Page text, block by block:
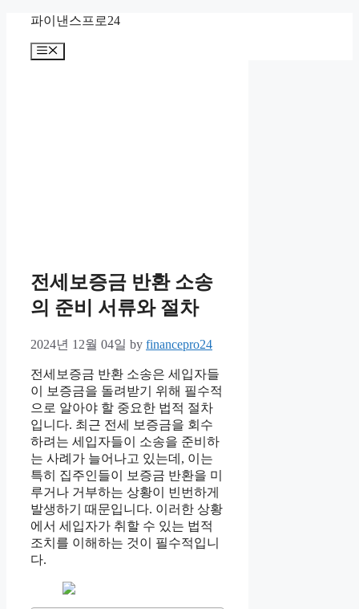
content
파이낸스프로24
Menu
전세보증금 반환 소송
의 준비 서류와 절차
2024년 12월 04일 by financepro24
전세보증금 반환 소송은 세입자들
이 보증금을 돌려받기 위해 필수적
으로 알아야 할 중요한 법적 절차
입니다. 최근 전세 보증금을 회수
하려는 세입자들이 소송을 준비하
는 사례가 늘어나고 있는데, 이는
특히 집주인들이 보증금 반환을 미
루거나 거부하는 상황이 빈번하게
발생하기 때문입니다. 이러한 상황
에서 세입자가 취할 수 있는 법적
조치를 이해하는 것이 필수적입니
다.